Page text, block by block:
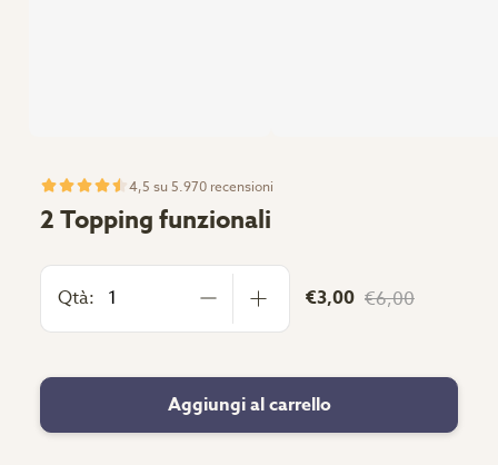
4,5 su 5.970 recensioni
2 Topping funzionali
Qtà: €3,00 €6,00
Aggiungi al carrello